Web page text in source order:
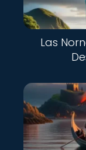
Las